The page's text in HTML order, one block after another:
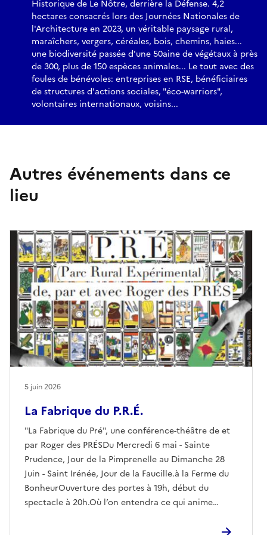
Historique de Le Nôtre, derrière la Défense. 4,2
hectares consacrés lors des Journées Nationales de
l'Architecture en 2023, un véritable paysage rural,
maraîchers, vergers, céréales, bois, chemins, haies...
une biodiversité passée d'une 50aine de végétaux à près
de 300, plus de 150 espèces animales... Le tout avec des
foules de bénévoles: entreprises en RSE, bénéficiaires
de structures d'actions sociales, "éco-warriors",
volontaires internationaux, voisins...
Autres événements dans ce
lieu
La Fabrique du P.R.É.
"La Fabrique du Pré", une conférence-théâtre de et
par Roger des PRÉSDu Mercredi 6 mai - Sainte
Prudence, Jour de la Pimprenelle au Dimanche 28
Juin - Saint Irénée, Jour de la Faucille.à la Ferme du
BonheurOuverture des portes à 19h, début du
spectacle à 20h.Où l’on entendra ce qui anime
5 juin 2026